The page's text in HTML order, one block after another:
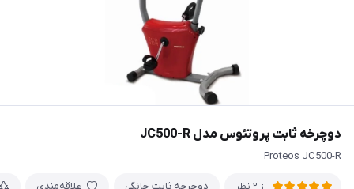
دوچرخه ثابت پروتئوس مدل JC500-R
Proteos JC500-R
دوچرخه ثابت خانگی علاقه‌مندی